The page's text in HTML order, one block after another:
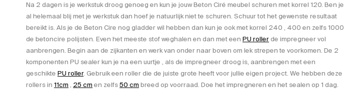
Na 2 dagen is je werkstuk droog genoeg en kun je jouw Beton Ciré meubel schuren met korrel 120. Ben je
al helemaal blij met je werkstuk dan hoef je natuurlijk niet te schuren. Schuur tot het gewenste resultaat
bereikt is. Als je de Beton Cire nog gladder wil hebben dan kun je ook met korrel 240 , 400 en zelfs 1000
de betoncire polijsten. Even het meeste stof weghalen en dan met een PU roller de impregneer vol
aanbrengen. Begin aan de zijkanten en werk van onder naar boven om lek strepen te voorkomen. De 2
komponenten PU sealer kun je na een uurtje , als de impregneer droog is, aanbrengen met een
geschikte PU roller. Gebruik een roller die de juiste grote heeft voor jullie eigen project. We hebben deze
rollers in 11cm , 25 cm en zelfs50 cm breed op voorraad. Doe het impregneren en het sealen op 1 dag.